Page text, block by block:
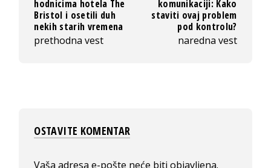
hodnicima hotela The
Bristol i osetili duh
nekih starih vremena
prethodna vest
komunikaciji: Kako
staviti ovaj problem
pod kontrolu?
naredna vest
OSTAVITE KOMENTAR
Vaša adresa e-pošte neće biti objavljena.